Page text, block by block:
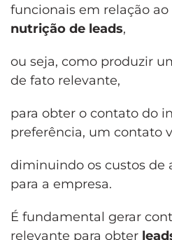
funcionais em relação
nutrição de leads,
ou seja, como produzir
de fato relevante,
para obter o contato do
preferência, um contato
diminuindo os custos de
para a empresa.
É fundamental gerar
relevante para obter